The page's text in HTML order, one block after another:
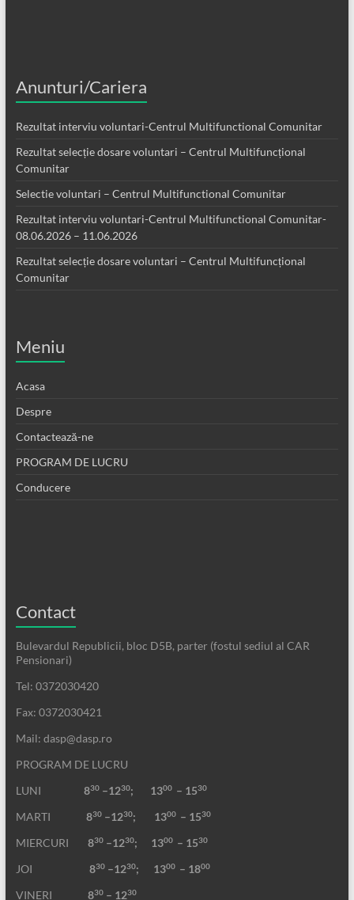
Anunturi/Cariera
Rezultat interviu voluntari-Centrul Multifunctional Comunitar
Rezultat selecție dosare voluntari – Centrul Multifuncțional
Comunitar
Selectie voluntari – Centrul Multifunctional Comunitar
Rezultat interviu voluntari-Centrul Multifunctional Comunitar-
08.06.2026 – 11.06.2026
Rezultat selecție dosare voluntari – Centrul Multifuncțional
Comunitar
Meniu
Acasa
Despre
Contactează-ne
PROGRAM DE LUCRU
Conducere
Contact
Bulevardul Republicii, bloc D5B, parter (fostul sediul al CAR
Pensionari)
Tel: 0372030420
Fax: 0372030421
Mail: dasp@dasp.ro
PROGRAM DE LUCRU
LUNI
830–1230; 1300 – 1530
MARTI 830–1230; 1300 – 1530
MIERCURI 830–1230; 1300 – 1530
JOI 830–1230; 1300 – 1800
VINERI 830– 1230